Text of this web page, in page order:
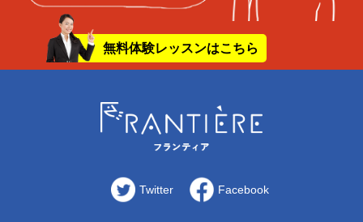
無料体験レッスンはこちら
Twitter Facebook